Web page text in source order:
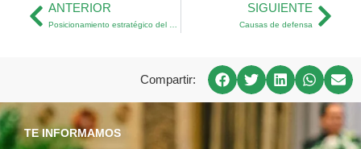
ANTERIOR
Posicionamiento estratégico del Foro Español de Pacientes 2023
SIGUIENTE
Causas de defensa
Compartir:
TE INFORMAMOS